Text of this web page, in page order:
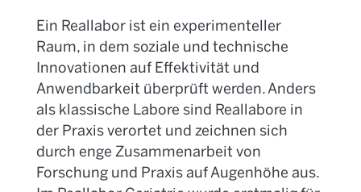
Ein Reallabor ist ein experimenteller
Raum, in dem soziale und technische
Innovationen auf Effektivität und
Anwendbarkeit überprüft werden. Anders
als klassische Labore sind Reallabore in
der Praxis verortet und zeichnen sich
durch enge Zusammenarbeit von
Forschung und Praxis auf Augenhöhe aus.